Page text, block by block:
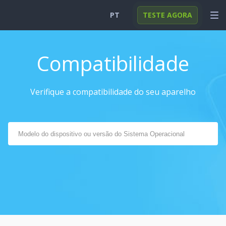
FUNÇÕES
SOLUÇÕES
PT
Deutsch
Español
日本
TESTE AGORA
Compatibilidade
Verifique a compatibilidade do seu aparelho
O dispositivo Android alvo deve estar conectado à Internet.
mSpy.
Funcionalidades Suportadas: